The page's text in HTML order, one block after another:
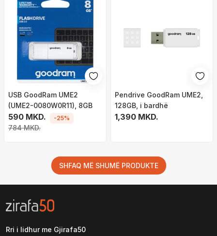
USB GoodRam UME2
(UME2-0080W0R11), 8GB
590 MKD.
784 MKD.
-25%
Pendrive GoodRam UME2,
128GB, i bardhë
1,390 MKD.
SHFAQ MË SHUMË PRODUKTE
Rri i lidhur me Gjirafa50